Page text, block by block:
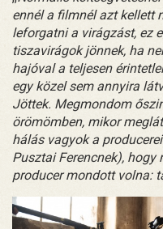
ennél a filmnél azt kellett
leforgatni a virágzást, ez
tiszavirágok jönnek, ha
hajóval a teljesen
egy közel sem annyira
Jöttek. Megmondom
örömömben, mikor
hálás vagyok a
Pusztai Ferencnek),
producer mondott volna: